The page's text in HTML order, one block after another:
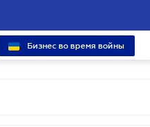
Бизнес во время войны